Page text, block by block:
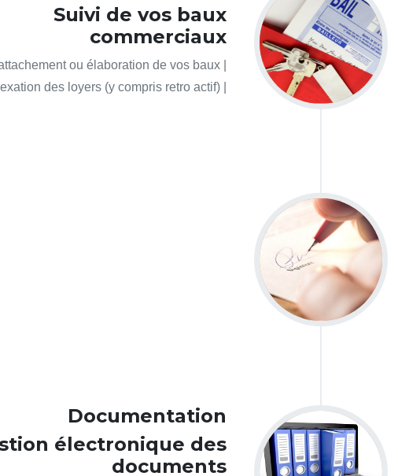
Suivi de vos baux
commerciaux
ou élaboration de vos baux |
des loyers (y compris retro actif) |
Documentation
électronique des
documents